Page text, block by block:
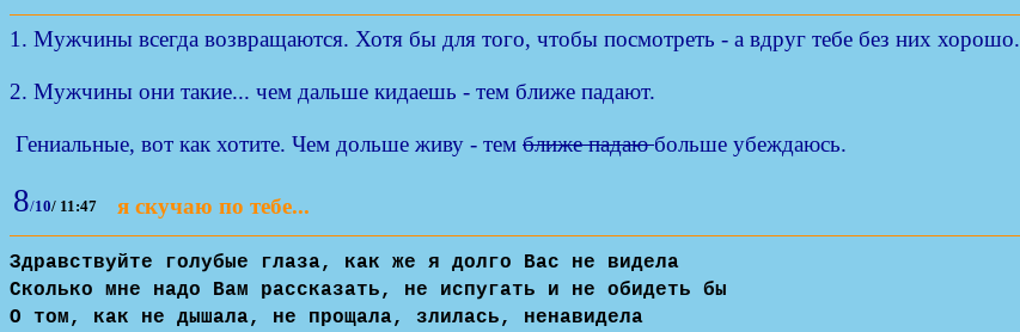
1. Мужчины всегда возвращаются. Хотя бы для того, чтобы посмотреть - а вдруг тебе без них хорошо.
2. Мужчины они такие... чем дальше кидаешь - тем ближе падают.
Гениальные, вот как хотите. Чем дольше живу - тем ближе падаюбольше убеждаюсь.
8/10/ 11:47 я скучаю по тебе...
Здравствуйте голубые глаза, как же я долго Вас не видела
Сколько мне надо Вам рассказать, не испугать и не обидеть бы
О том, как не дышала, не прощала, злилась, ненавидела